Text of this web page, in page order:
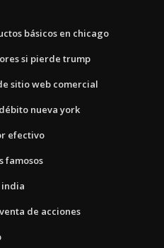
básicos en chicago
si pierde trump
sitio web comercial
nueva york
efectivo
famosos
india
de acciones